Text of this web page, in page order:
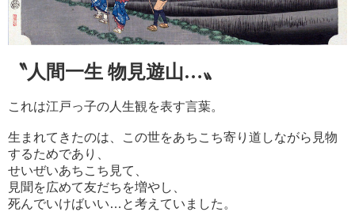
〝人間一生 物見遊山…〟
これは江戸っ子の人生観を表す言葉。
生まれてきたのは、この世をあちこち寄り道しながら見物
するためであり、
せいぜいあちこち見て、
見聞を広めて友だちを増やし、
死んでいけばいい…と考えていました。